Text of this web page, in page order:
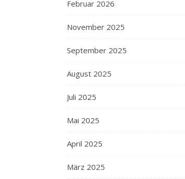
Februar 2026
November 2025
September 2025
August 2025
Juli 2025
Mai 2025
April 2025
März 2025